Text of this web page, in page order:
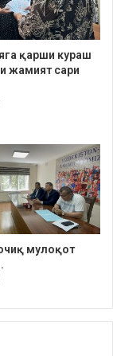
қарши кураш
жамият сари
мулоқот